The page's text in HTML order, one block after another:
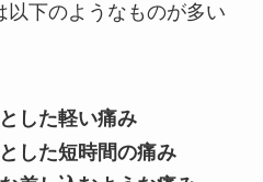
以下のようなものが多い
した軽い痛み
した短時間の痛み